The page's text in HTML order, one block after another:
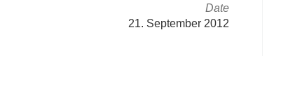
Date
21. September 2012